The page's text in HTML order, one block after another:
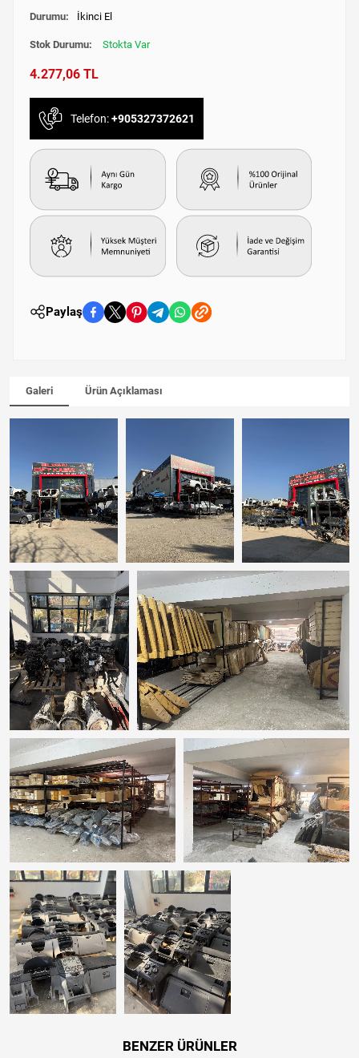
Durumu: İkinci El
Stok Durumu: Stokta Var
4.277,06 TL
Telefon:+905327372621
Paylaş
Galeri Ürün Açıklaması
BENZER ÜRÜNLER